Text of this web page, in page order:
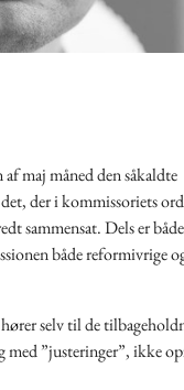
maj måned den såkaldte
der i kommissoriets
sammensat. Dels er
både reformivrige
selv til de
”justeringer”, ikke